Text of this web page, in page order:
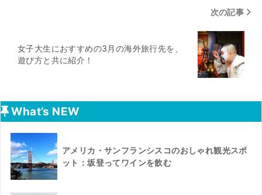
次の記事
女子大生におすすめの3月の海外旅行先を、
遊び方と共に紹介！
What’s NEW
アメリカ・サンフランシスコのおしゃれ観光スポ
ット：坂登ってワインを飲む